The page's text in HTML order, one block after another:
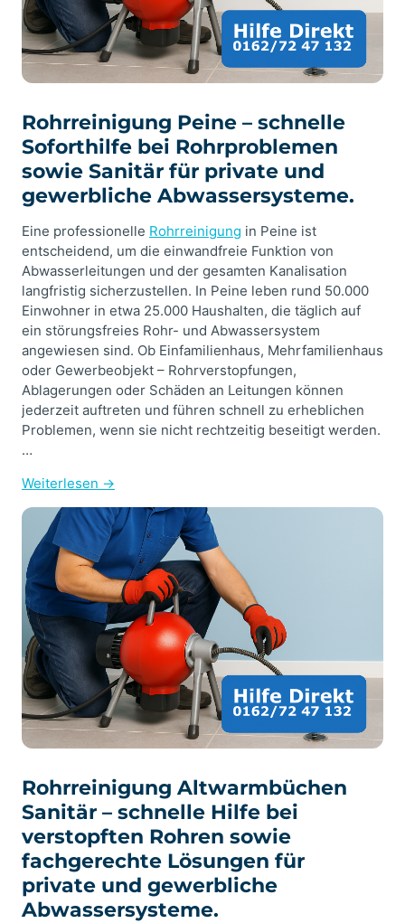
Rohrreinigung Peine – schnelle
Soforthilfe bei Rohrproblemen
sowie Sanitär für private und
gewerbliche Abwassersysteme.
Eine professionelle Rohrreinigung in Peine ist
entscheidend, um die einwandfreie Funktion von
Abwasserleitungen und der gesamten Kanalisation
langfristig sicherzustellen. In Peine leben rund 50.000
Einwohner in etwa 25.000 Haushalten, die täglich auf
ein störungsfreies Rohr- und Abwassersystem
angewiesen sind. Ob Einfamilienhaus, Mehrfamilienhaus
oder Gewerbeobjekt – Rohrverstopfungen,
Ablagerungen oder Schäden an Leitungen können
jederzeit auftreten und führen schnell zu erheblichen
Problemen, wenn sie nicht rechtzeitig beseitigt werden.
…
Weiterlesen →
Rohrreinigung Altwarmbüchen
Sanitär – schnelle Hilfe bei
verstopften Rohren sowie
fachgerechte Lösungen für
private und gewerbliche
Abwassersysteme.